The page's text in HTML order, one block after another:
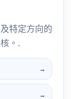
特定方向的
。.